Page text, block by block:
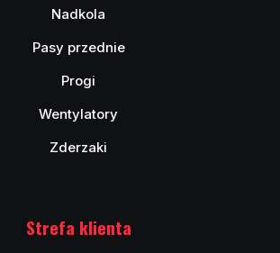
Nadkola
Pasy przednie
Progi
Wentylatory
Zderzaki
Strefa klienta